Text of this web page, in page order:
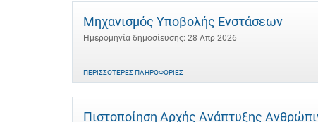
Μηχανισμός Υποβολής Ενστάσεων
Ημερομηνία δημοσίευσης: 28 Απρ 2026
ΠΕΡΙΣΣΌΤΕΡΕΣ ΠΛΗΡΟΦΟΡΊΕΣ
Πιστοποίηση Αρχής Ανάπτυξης